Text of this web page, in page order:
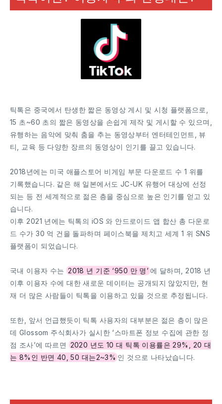
틱톡은 중국에서 탄생한 짧은 동영상 게시 및 시청 플랫폼으로,
15 초~60 초의 짧은 동영상을 손쉽게 제작 및 게시할 수 있으며,
유행하는 음악에 맞춰 춤을 추는 동영상부터 엔터테인먼트, 뷰
티, 교육 등 다양한 장르의 동영상이 인기를 끌고 있습니다.
2018년에는 미국 애플스토어 비게임 부문 다운로드 수 1 위를
기록했습니다. 같은 해 일본에서도 JC-UK 유행어 대상에 선정
되는 등 전 세계적으로 젊은 층을 중심으로 높은 인기를 얻고 있
습니다.
이후 2021 년에는 틱톡의 iOS 와 안드로이드 앱 합산 총 다운로
드 수가 30 억 건을 돌파하며 페이스북을 제치고 세계 1 위 SNS
플랫폼이 되었습니다.
국내 이용자 수는2018 년 기준 ‘950 만 명’ 에 달하며, 2018 년
이후 이용자 수에 대한 새로운 데이터는 공개되지 않았지만, 현
재 더 많은 사람들이 틱톡을 이용하고 있을 것으로 추정됩니다.
또한, 앞서 언급했듯이 틱톡 사용자의 대부분은 젊은 층이 많은
데 Glossom 주식회사가 실시한 ‘스마트폰 정보 수집에 관한 정
점 조사’에 따르면 2020 년도 10 대 틱톡 이용률은 29%, 20 대
는 8%인 반면 40, 50 대는2~3% 인 것으로 나타났습니다.